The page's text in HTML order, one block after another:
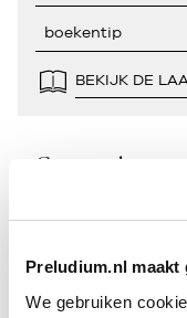
Preludium.nl maakt
We gebruiken
BEKIJK DE
Geen resultaten